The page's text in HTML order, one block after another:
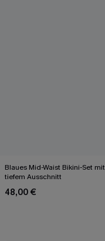
Blaues Mid-Waist Bikini-Set mit
tiefem Ausschnitt
48,00 €